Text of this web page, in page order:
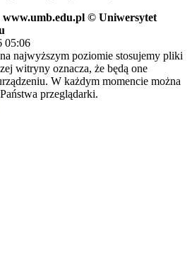
www.umb.edu.pl © Uniwersytet
05:06
najwyższym poziomie stosujemy pliki
witryny oznacza, że będą one
W każdym momencie można
przeglądarki.